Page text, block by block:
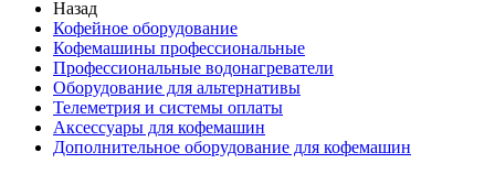
Назад
Кофейное оборудование
Кофемашины профессиональные
Профессиональные водонагреватели
Оборудование для альтернативы
Телеметрия и системы оплаты
Аксессуары для кофемашин
Дополнительное оборудование для кофемашин